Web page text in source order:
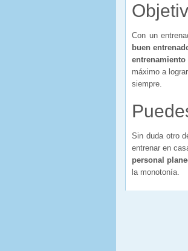
Con un
buen
máximo a
siempre.
Sin duda otro
entrenar en
personal
la monotonía.